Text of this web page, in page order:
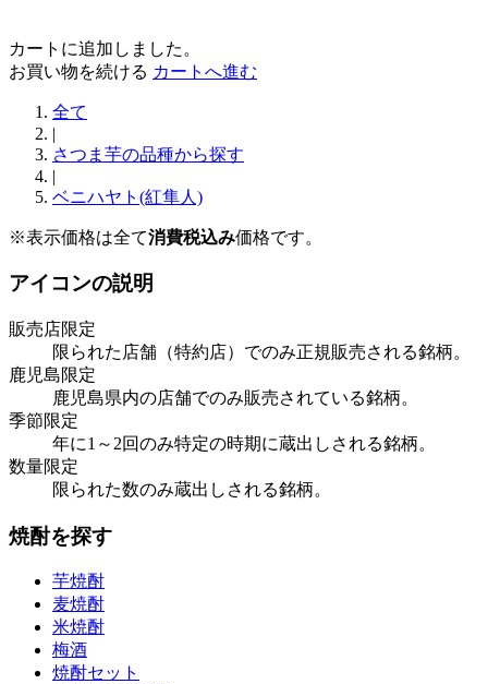
カートに追加しました。
お買い物を続ける カートへ進む
全て
|
さつま芋の品種から探す
|
ベニハヤト(紅隼人)
※表示価格は全て消費税込み価格です。
アイコンの説明
販売店限定
限られた店舗（特約店）でのみ正規販売される銘柄。
鹿児島限定
鹿児島県内の店舗でのみ販売されている銘柄。
季節限定
年に1～2回のみ特定の時期に蔵出しされる銘柄。
数量限定
限られた数のみ蔵出しされる銘柄。
焼酎を探す
芋焼酎
麦焼酎
米焼酎
梅酒
焼酎セット